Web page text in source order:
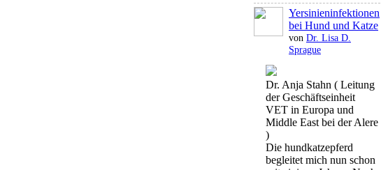
Yersinieninfektionen
bei Hund und Katze
von Dr. Lisa D.
Sprague
Dr. Anja Stahn ( Leitung
der Geschäftseinheit
VET in Europa und
Middle East bei der Alere
)
Die hundkatzepferd
begleitet mich nun schon